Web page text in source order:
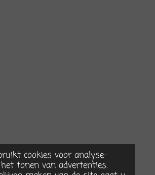
cookies voor analyse-
tonen van advertenties.